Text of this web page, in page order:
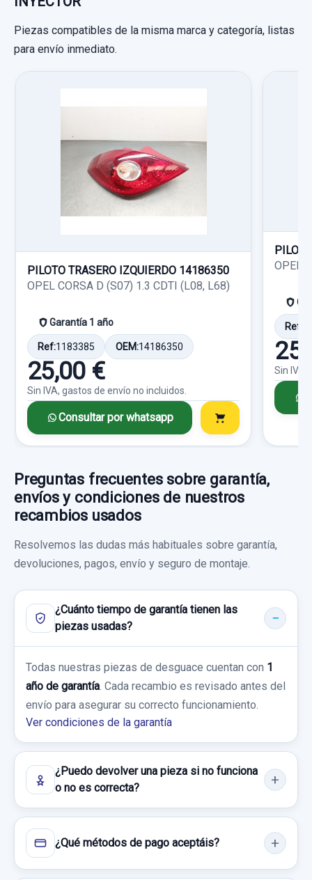
INYECTOR usado.
OPEL COMBO (CORSA B) CARGO
20,00 €
Sin IVA, gastos de envío no incluidos.
Consultar por whatsapp
INYECTOR
OPEL COMBO (CORSA B) CARGO
Garantía 1 año
Ref:663552
20,00 €
Sin IVA, gastos de envío no incluidos.
Consultar por whatsapp
Piezas compatibles de la misma marca y categoría, listas
para envío inmediato.
PILOTO TRASERO IZQUIERDO 14186350
OPEL CORSA D (S07) 1.3 CDTI (L08, L68)
Garantía 1 año
Ref:1183385 OEM:14186350
25,00 €
Sin IVA, gastos de envío no incluidos.
Consultar por whatsapp
OPEL
Ref:
Sin IVA,
Preguntas frecuentes sobre garantía,
envíos y condiciones de nuestros
recambios usados
Resolvemos las dudas más habituales sobre garantía,
devoluciones, pagos, envío y seguro de montaje.
¿Cuánto tiempo de garantía tienen las
piezas usadas?
Todas nuestras piezas de desguace cuentan con 1
año de garantía . Cada recambio es revisado antes del
envío para asegurar su correcto funcionamiento.
Ver condiciones de la garantía
¿Puedo devolver una pieza si no funciona
o no es correcta?
¿Qué métodos de pago aceptáis?